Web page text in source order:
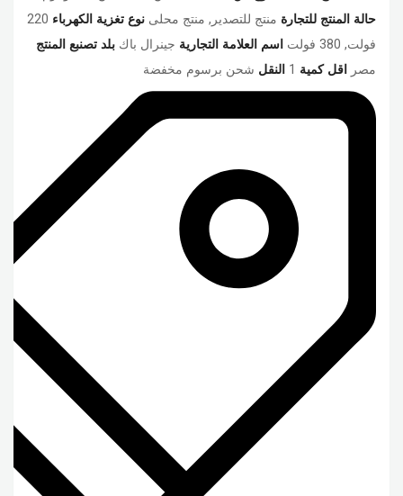
حالة المنتج للتجارة منتج للتصدير, منتج محلى نوع تغزية الكهرباء 220
فولت, 380 فولت
اسم العلامة التجارية جينرال باك بلد تصنبع المنتج
مصر
اقل كمية 1 النقل شحن برسوم مخفضة